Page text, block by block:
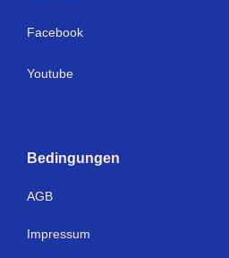
Facebook
Youtube
Bedingungen
AGB
Impressum